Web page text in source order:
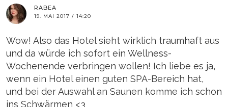
RABEA
19. MAI 2017 / 14:20
Wow! Also das Hotel sieht wirklich traumhaft aus
und da würde ich sofort ein Wellness-
Wochenende verbringen wollen! Ich liebe es ja,
wenn ein Hotel einen guten SPA-Bereich hat,
und bei der Auswahl an Saunen komme ich schon
ins Schwärmen <3